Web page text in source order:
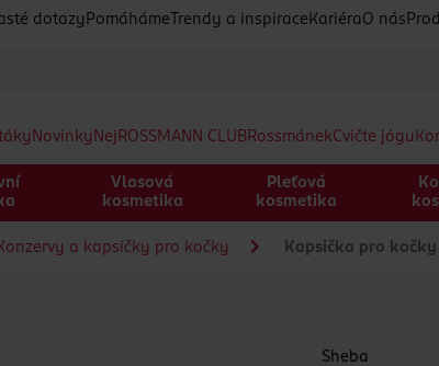
dotazy Pomáháme Trendy a inspirace Kariéra O nás
Novinky Nej ROSSMANN CLUBRossmánekCvičte jógu
Vlasová
kosmetika
Pleťová
kosmetika
a kapsičky pro kočky Kapsička pro
Sheba